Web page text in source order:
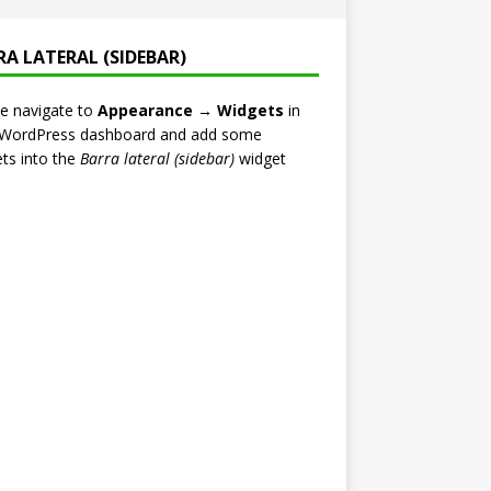
LATERAL (SIDEBAR)
navigate to Appearance → Widgets in
dashboard and add some
into the Barra lateral (sidebar)widget